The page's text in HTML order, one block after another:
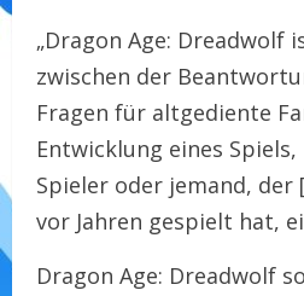
„Dragon Age: Dreadwolf
zwischen der
Fragen für altgediente
Entwicklung eines
Spieler oder jemand,
vor Jahren gespielt hat,
Dragon Age: Dreadwolf